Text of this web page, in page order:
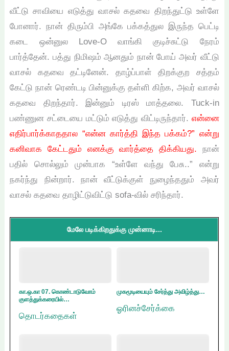
வீட்டு சாவியை எடுத்து வாசல் கதவை திறந்துட்டு உள்ளே
போனார். நான் திரும்பி அங்கே பக்கத்துல இருந்த பெட்டி
கடை ஒன்னுல Love-O வாங்கி குடிச்சுட்டு நேரம்
பார்த்தேன். பத்து நிமிஷம் ஆனதும் நான் போய் அவர் வீட்டு
வாசல் கதவை தட்டினேன். தாழ்ப்பாள் திறக்குற சத்தம்
கேட்டு நான் ரெண்டடி பின்னுக்கு தள்ளி கிற்க, அவர் வாசல்
கதவை திறந்தார். இன்னும் டிரஸ் மாத்தலை. Tuck-in
பண்ணுன சட்டையை மட்டும் எடுத்து விட்டிருந்தார். என்னை
எதிர்பார்க்காததால “என்ன கார்த்தி இந்த பக்கம்?” என்று
கனிவாக கேட்டதும் எனக்கு வார்த்தை திக்கியது. நான்
பதில் சொல்லும் முன்பாக “உள்ளே வந்து பேசு..” என்று
நகர்ந்து நின்றார். நான் வீட்டுக்குள் நுழைந்ததும் அவர்
வாசல் கதவை தாழிட்டுவிட்டு sofa-வில் சரிந்தார்.
மேலே படிக்கிறதுக்கு முன்னாடி...
கா.ஒ.கா 07. கொண்டாடுவோம்
குளத்துக்கரையில்…
தொடர்கதைகள்
முகமூடியையும் சேர்த்து அவிழ்த்து…
ஓரினச்சேர்க்கை